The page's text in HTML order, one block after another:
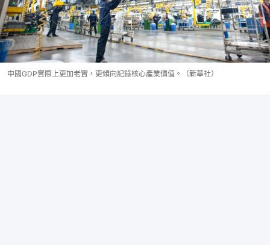
中國GDP實際上更加老實，更傾向記錄核心產業價值。（新華社）